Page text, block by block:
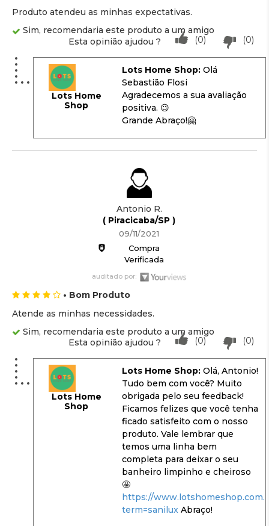
Produto atendeu as minhas expectativas.
Sim, recomendaria este produto a um amigo
(0)
(0)
Esta opinião ajudou ?
Lots Home
Shop
Lots Home Shop: Olá
Sebastião Flosi
Agradecemos a sua avaliação
positiva. 😉
Grande Abraço!🤗
Antonio R.
( Piracicaba/SP )
09/11/2021
Compra
Verificada
auditado por:
• Bom Produto
Atende as minhas necessidades.
Sim, recomendaria este produto a um amigo
(0)
(0)
Esta opinião ajudou ?
Lots Home
Shop
Lots Home Shop: Olá, Antonio!
Tudo bem com você? Muito
obrigada pelo seu feedback!
Ficamos felizes que você tenha
ficado satisfeito com o nosso
produto. Vale lembrar que
temos uma linha bem
completa para deixar o seu
banheiro limpinho e cheiroso
🤩
https://
term=sanilux Abraço!